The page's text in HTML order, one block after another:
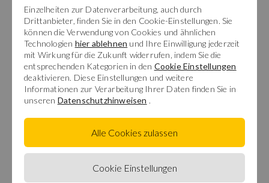
Die Ostseeküste in den BundesländernSchleswig-
Holstein
und Mecklenburg-Vorpommern
ist bei
Urlaubern sehr beliebt. Die frische Brise bei
kilometerlangen naturbelassenen Spaziergängen an der
Kieler Bucht
und den benachbarten Erholungsgebieten
zu genießen, bedeutet pure Erholung, die Seele baumeln
lassen und kräftig Auftanken für den Alltag. Inseln wie
Usedom
,Fehmarn
und Hiddensee sind beliebte
Ausflugsziele. Eine Besichtigung der Gorch Forck und dem
größten Aquarium Deutschlands auf Fehmarn
versprechen beeindruckende Stunden.
Ein Ferienhaus kaufen in Strandnähe oder sogar ein
Bungalow mit Meerblick ist für den Ostseeliebhaber bei
den derzeit sicheren Renditen und niedrigen Zinsen ein
Traum. Eine eigene Ferienimmobilie am Ostseestrand
Einzelheiten zur Datenverarbeitung, auch durch
Drittanbieter, finden Sie in den Cookie-Einstellungen. Sie
können die Verwendung von Cookies und ähnlichen
Technologien hier ablehnen und Ihre Einwilligung jederzeit
mit Wirkung für die Zukunft widerrufen, indem Sie die
entsprechenden Kategorien in den Cookie Einstellungen
deaktivieren. Diese Einstellungen und weitere
Informationen zur Verarbeitung Ihrer Daten finden Sie in
unseren Datenschutzhinweisen .
Cookie Einstellungen
Alle Cookies zulassen